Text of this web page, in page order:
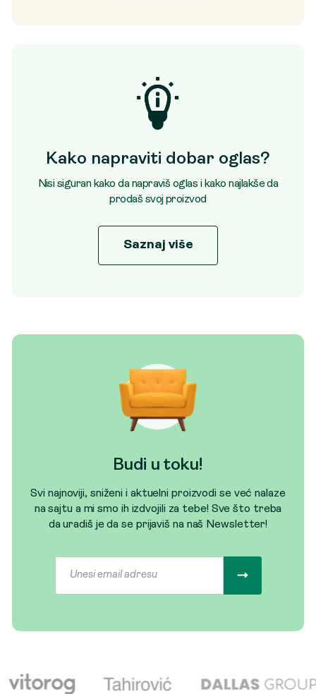
Kako napraviti dobar oglas?
Nisi siguran kako da napraviš oglas i kako najlakše da
prodaš svoj proizvod
Saznaj više
Budi u toku!
Svi najnoviji, sniženi i aktuelni proizvodi se već nalaze
na sajtu a mi smo ih izdvojili za tebe! Sve što treba
da uradiš je da se prijaviš na naš Newsletter!